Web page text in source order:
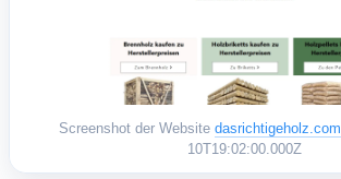
Screenshot der Website dasrichtigeholz.com
10T19:02:00.000Z